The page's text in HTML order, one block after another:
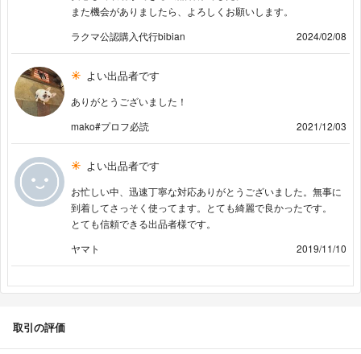
また機会がありましたら、よろしくお願いします。
ラクマ公認購入代行bibian
2024/02/08
よい出品者です
ありがとうございました！
mako#プロフ必読
2021/12/03
よい出品者です
お忙しい中、迅速丁寧な対応ありがとうございました。無事に
到着してさっそく使ってます。とても綺麗で良かったです。
とても信頼できる出品者様です。
ヤマト
2019/11/10
取引の評価